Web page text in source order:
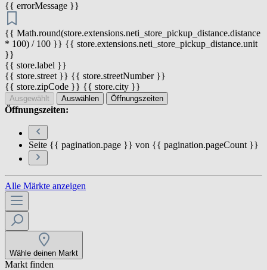
{{ errorMessage }}
{{ Math.round(store.extensions.neti_store_pickup_distance.distance
* 100) / 100 }} {{ store.extensions.neti_store_pickup_distance.unit
}}
{{ store.label }}
{{ store.street }} {{ store.streetNumber }}
{{ store.zipCode }} {{ store.city }}
Ausgewählt Auswählen Öffnungszeiten
Öffnungszeiten:
Seite {{ pagination.page }} von {{ pagination.pageCount }}
Alle Märkte anzeigen
Wähle deinen Markt
Markt finden